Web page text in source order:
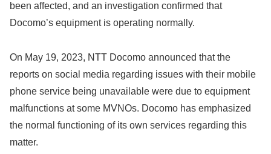
been affected, and an investigation confirmed that
Docomo’s equipment is operating normally.
On May 19, 2023, NTT Docomo announced that the
reports on social media regarding issues with their mobile
phone service being unavailable were due to equipment
malfunctions at some MVNOs. Docomo has emphasized
the normal functioning of its own services regarding this
matter.